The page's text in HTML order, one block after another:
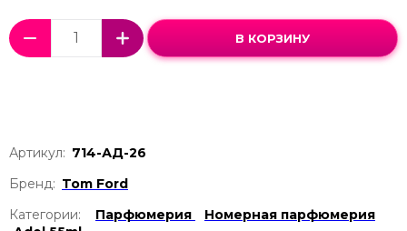
В КОРЗИНУ
Артикул: 714-АД-26
Бренд: Tom Ford
Категории:
Парфюмерия
Номерная парфюмерия